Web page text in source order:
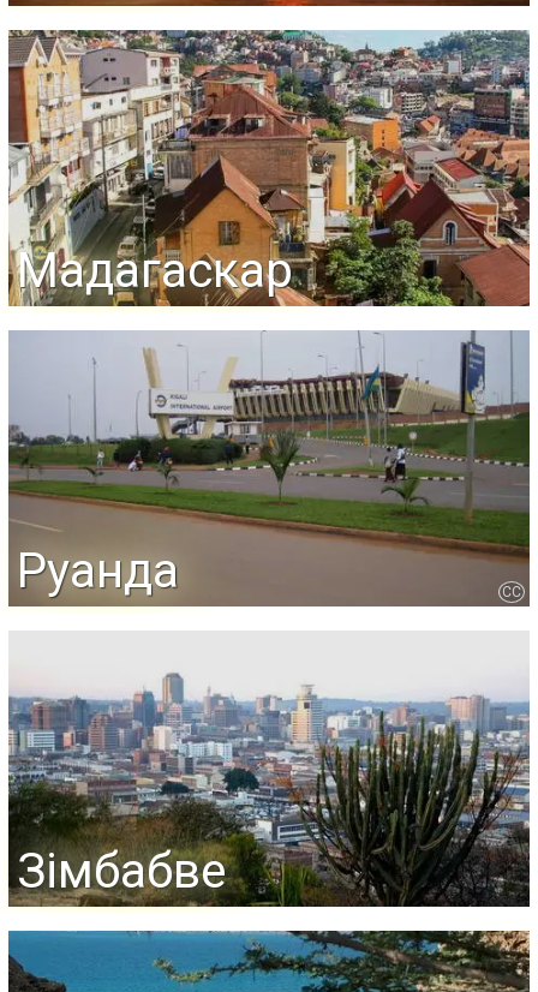
Мадагаскар
Руанда CC
Зімбабве